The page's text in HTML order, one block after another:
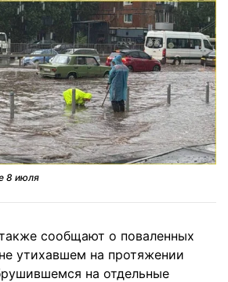
8 июля
сообщают о поваленных
утихавшем на протяжении
на отдельные